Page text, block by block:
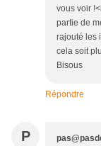
vous voir
partie de
rajouté les
cela soit
Bisous
Répondre
P